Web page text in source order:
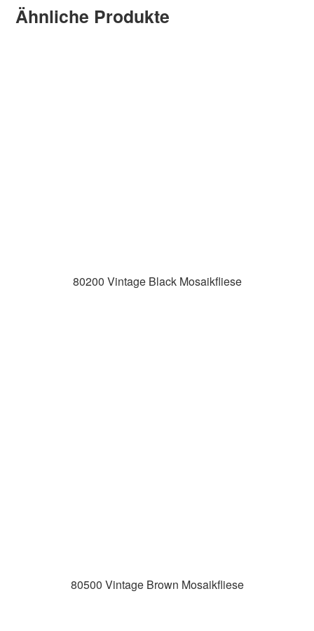
Ähnliche Produkte
80200 Vintage Black Mosaikfliese
80500 Vintage Brown Mosaikfliese